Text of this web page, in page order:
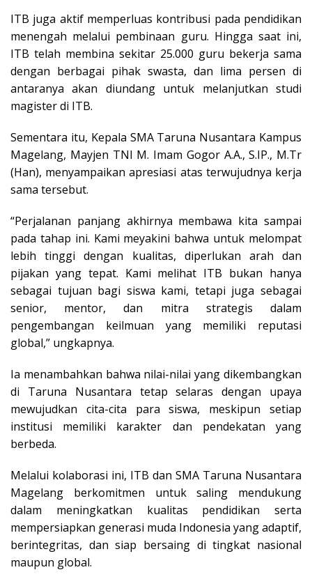
ITB juga aktif memperluas kontribusi pada pendidikan
menengah melalui pembinaan guru. Hingga saat ini,
ITB telah membina sekitar 25.000 guru bekerja sama
dengan berbagai pihak swasta, dan lima persen di
antaranya akan diundang untuk melanjutkan studi
magister di ITB.
Sementara itu, Kepala SMA Taruna Nusantara Kampus
Magelang, Mayjen TNI M. Imam Gogor A.A., S.IP., M.Tr
(Han), menyampaikan apresiasi atas terwujudnya kerja
sama tersebut.
“Perjalanan panjang akhirnya membawa kita sampai
pada tahap ini. Kami meyakini bahwa untuk melompat
lebih tinggi dengan kualitas, diperlukan arah dan
pijakan yang tepat. Kami melihat ITB bukan hanya
sebagai tujuan bagi siswa kami, tetapi juga sebagai
senior, mentor, dan mitra strategis dalam
pengembangan keilmuan yang memiliki reputasi
global,” ungkapnya.
Ia menambahkan bahwa nilai-nilai yang dikembangkan
di Taruna Nusantara tetap selaras dengan upaya
mewujudkan cita-cita para siswa, meskipun setiap
institusi memiliki karakter dan pendekatan yang
berbeda.
Melalui kolaborasi ini, ITB dan SMA Taruna Nusantara
Magelang berkomitmen untuk saling mendukung
dalam meningkatkan kualitas pendidikan serta
mempersiapkan generasi muda Indonesia yang adaptif,
berintegritas, dan siap bersaing di tingkat nasional
maupun global.